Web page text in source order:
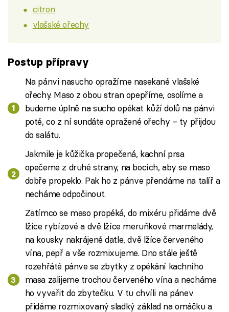
citron
vlašské ořechy
Postup přípravy
Na pánvi nasucho opražíme nasekané vlašské
ořechy. Maso z obou stran opepříme, osolíme a
budeme úplně na sucho opékat kůží dolů na pánvi
poté, co z ní sundáte opražené ořechy – ty přijdou
do salátu.
Jakmile je kůžička propečená, kachní prsa
opečeme z druhé strany, na bocích, aby se maso
dobře propeklo. Pak ho z pánve přendáme na talíř a
necháme odpočinout.
Zatímco se maso propéká, do mixéru přidáme dvě
lžíce rybízové a dvě lžíce meruňkové marmelády,
na kousky nakrájené datle, dvě lžíce červeného
vína, pepř a vše rozmixujeme. Dno stále ještě
rozehřáté pánve se zbytky z opékání kachního
masa zalijeme trochou červeného vína a necháme
ho vyvařit do zbytečku. V tu chvíli na pánev
přidáme rozmixovaný sladký základ na omáčku a